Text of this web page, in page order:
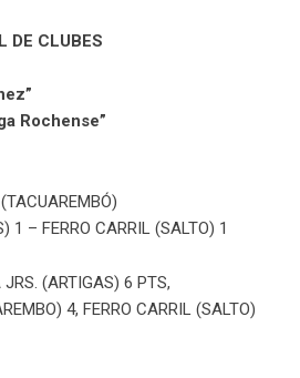
DE CLUBES
Rochense”
1 – FERRO CARRIL (SALTO) 1
JRS. (ARTIGAS) 6 PTS,
4, FERRO CARRIL (SALTO)